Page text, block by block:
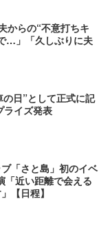
からの“不意打ちキ
…」「久しぶりに夫
日”として正式に記
ライズ発表
「さと島」初のイベ
「近い距離で会える
【日程】